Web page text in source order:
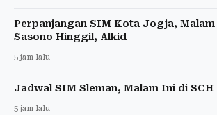
Perpanjangan SIM Kota Jogja,
Sasono Hinggil, Alkid
5 jam lalu
Jadwal SIM Sleman, Malam Ini di SCH
5 jam lalu